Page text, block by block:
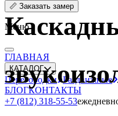
📏 Заказать замер
Меню
ГЛАВНАЯ
КАТАЛОГ
Перегородки Раздвижные
БЛОГКОНТАКТЫ
+7 (812) 318-55-53